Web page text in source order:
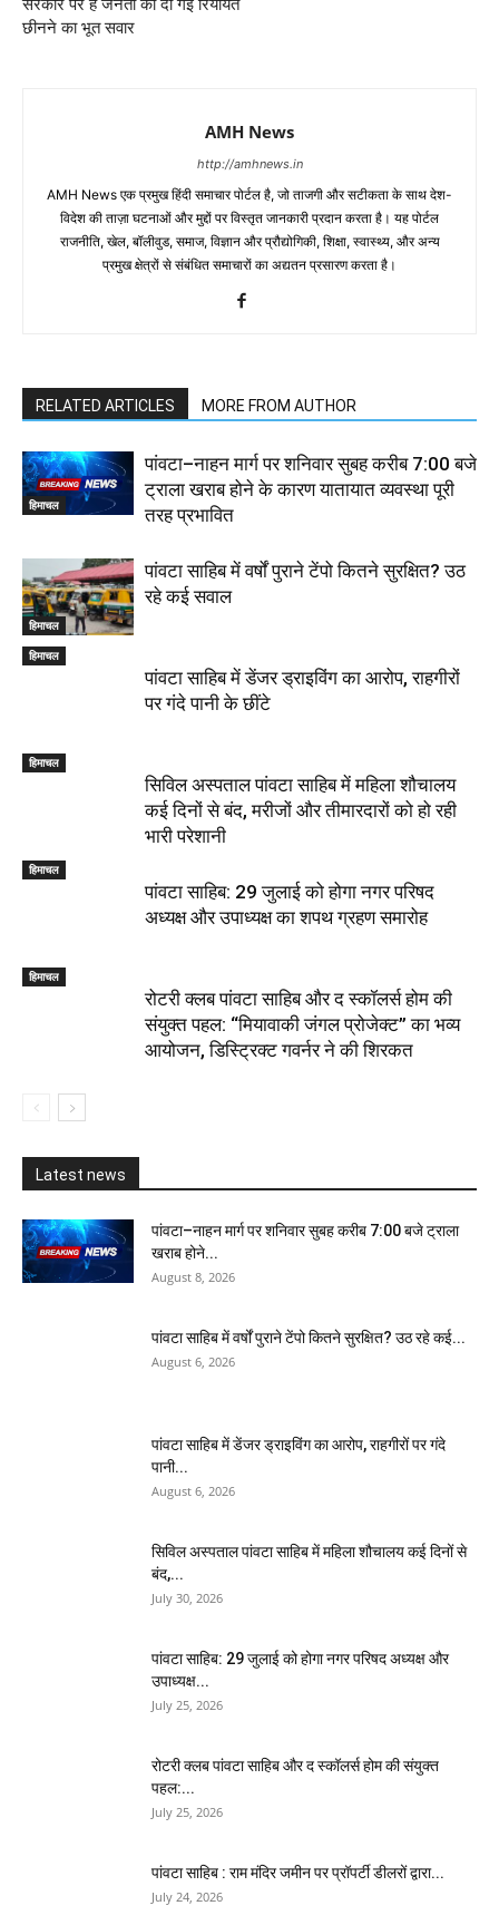
सरकार पर है जनता को दी गईं रियायतें
छीनने का भूत सवार
AMH News
http://amhnews.in
AMH News एक प्रमुख हिंदी समाचार पोर्टल है, जो ताजगी और सटीकता के साथ देश-
विदेश की ताज़ा घटनाओं और मुद्दों पर विस्तृत जानकारी प्रदान करता है। यह पोर्टल
राजनीति, खेल, बॉलीवुड, समाज, विज्ञान और प्रौद्योगिकी, शिक्षा, स्वास्थ्य, और अन्य
प्रमुख क्षेत्रों से संबंधित समाचारों का अद्यतन प्रसारण करता है।
RELATED ARTICLES MORE FROM AUTHOR
हिमाचल
पांवटा–नाहन मार्ग पर शनिवार सुबह करीब 7:00 बजे
ट्राला खराब होने के कारण यातायात व्यवस्था पूरी
तरह प्रभावित
हिमाचल
पांवटा साहिब में वर्षों पुराने टेंपो कितने सुरक्षित? उठ
रहे कई सवाल
हिमाचल
पांवटा साहिब में डेंजर ड्राइविंग का आरोप, राहगीरों
पर गंदे पानी के छींटे
हिमाचल
सिविल अस्पताल पांवटा साहिब में महिला शौचालय
कई दिनों से बंद, मरीजों और तीमारदारों को हो रही
भारी परेशानी
हिमाचल
पांवटा साहिब: 29 जुलाई को होगा नगर परिषद
अध्यक्ष और उपाध्यक्ष का शपथ ग्रहण समारोह
हिमाचल
​रोटरी क्लब पांवटा साहिब और द स्कॉलर्स होम की
संयुक्त पहल: “मियावाकी जंगल प्रोजेक्ट” का भव्य
आयोजन, डिस्ट्रिक्ट गवर्नर ने की शिरकत
Latest news
पांवटा–नाहन मार्ग पर शनिवार सुबह करीब 7:00 बजे ट्राला
खराब होने...
August 8, 2026
पांवटा साहिब में वर्षों पुराने टेंपो कितने सुरक्षित? उठ रहे कई...
August 6, 2026
पांवटा साहिब में डेंजर ड्राइविंग का आरोप, राहगीरों पर गंदे
पानी...
August 6, 2026
सिविल अस्पताल पांवटा साहिब में महिला शौचालय कई दिनों से
बंद,...
July 30, 2026
पांवटा साहिब: 29 जुलाई को होगा नगर परिषद अध्यक्ष और
उपाध्यक्ष...
July 25, 2026
​रोटरी क्लब पांवटा साहिब और द स्कॉलर्स होम की संयुक्त
पहल:...
July 25, 2026
पांवटा साहिब : राम मंदिर जमीन पर प्रॉपर्टी डीलरों द्वारा...
July 24, 2026